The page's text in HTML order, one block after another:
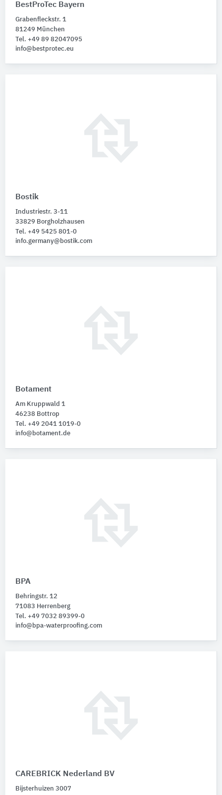
BestProTec Bayern
Grabenfleckstr. 1
81249 München
Tel. +49 89 82047095
info@bestprotec.eu
Bostik
Industriestr. 3-11
33829 Borgholzhausen
Tel. +49 5425 801-0
info.germany@bostik.com
Botament
Am Kruppwald 1
46238 Bottrop
Tel. +49 2041 1019-0
info@botament.de
BPA
Behringstr. 12
71083 Herrenberg
Tel. +49 7032 89399-0
info@bpa-waterproofing.com
CAREBRICK Nederland BV
Bijsterhuizen 3007